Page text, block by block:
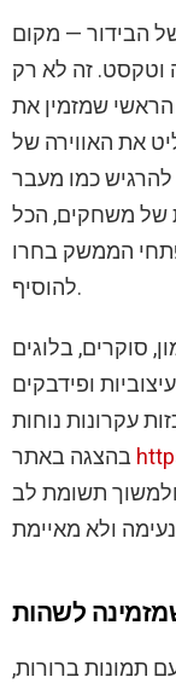
של הבידור — מקום
וטקסט. זה לא רק
הראשי שמזמין את
את האווירה של
להרגיש כמו מעבר
של משחקים, הכל
הממשק בחרו
להוסיף.
סוקרים, בלוגים
ופידבקים
עקרונות נוחות
תשומת לב
שמזמינה לשהות
תמונות ברורות,